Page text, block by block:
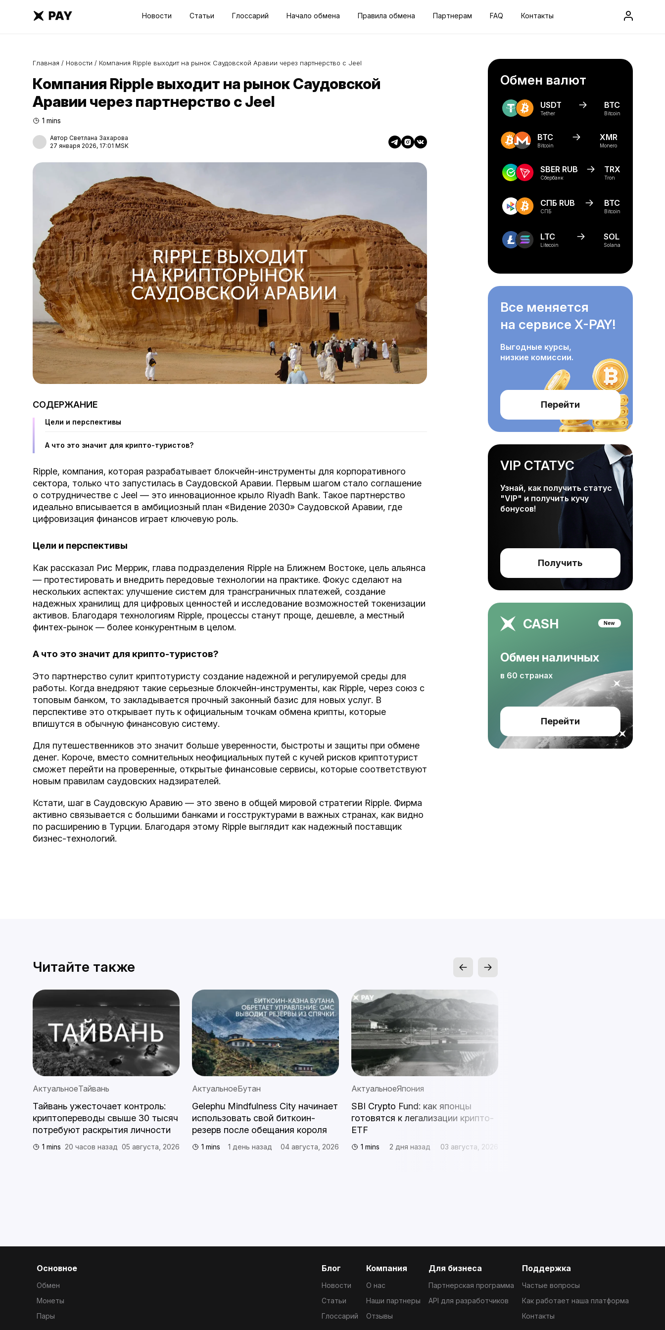
Новости Статьи Глоссарий Начало обмена Правила обмена Партнерам FAQ Контакты
Главная / Новости / Компания Ripple выходит на рынок Саудовской Аравии через партнерство с Jeel
Компания Ripple выходит на рынок Саудовской
Аравии через партнерство с Jeel
1 mins
Автор Светлана Захарова
27 января 2026, 17:01 MSK
СОДЕРЖАНИЕ
Цели и перспективы
А что это значит для крипто-туристов?
Ripple, компания, которая разрабатывает блокчейн-инструменты для корпоративного
сектора, только что запустилась в Саудовской Аравии. Первым шагом стало соглашение
о сотрудничестве с Jeel — это инновационное крыло Riyadh Bank. Такое партнерство
идеально вписывается в амбициозный план «Видение 2030» Саудовской Аравии, где
цифровизация финансов играет ключевую роль.
Цели и перспективы
Как рассказал Рис Меррик, глава подразделения Ripple на Ближнем Востоке, цель альянса
— протестировать и внедрить передовые технологии на практике. Фокус сделают на
нескольких аспектах: улучшение систем для трансграничных платежей, создание
надежных хранилищ для цифровых ценностей и исследование возможностей токенизации
активов. Благодаря технологиям Ripple, процессы станут проще, дешевле, а местный
финтех-рынок — более конкурентным в целом.
А что это значит для крипто-туристов?
Это партнерство сулит криптотуристу создание надежной и регулируемой среды для
работы. Когда внедряют такие серьезные блокчейн-инструменты, как Ripple, через союз с
топовым банком, то закладывается прочный законный базис для новых услуг. В
перспективе это открывает путь к официальным точкам обмена крипты, которые
впишутся в обычную финансовую систему.
Для путешественников это значит больше уверенности, быстроты и защиты при обмене
денег. Короче, вместо сомнительных неофициальных путей с кучей рисков криптотурист
сможет перейти на проверенные, открытые финансовые сервисы, которые соответствуют
новым правилам саудовских надзирателей.
Кстати, шаг в Саудовскую Аравию — это звено в общей мировой стратегии Ripple. Фирма
активно связывается с большими банками и госструктурами в важных странах, как видно
по расширению в Турции. Благодаря этому Ripple выглядит как надежный поставщик
бизнес-технологий.
Обмен валют
USDT
Tether
BTC
Bitcoin
BTC
Bitcoin
XMR
Monero
SBER RUB
Сбербанк
TRX
Tron
СПБ RUB
СПБ
BTC
Bitcoin
LTC
Litecoin
SOL
Solana
Все меняется
на сервисе X-PAY!
Выгодные курсы,
низкие комиссии.
Перейти
VIP СТАТУС
Узнай, как получить статус
"VIP" и получить кучу
бонусов!
Получить
CASH
Обмен наличных
в 60 странах
Перейти
New
Читайте также
АктуальноеТайвань
Тайвань ужесточает контроль:
криптопереводы свыше 30 тысяч
потребуют раскрытия личности
1 mins 20 часов назад 05 августа, 2026
АктуальноеБутан
Gelephu Mindfulness City начинает
использовать свой биткоин-
резерв после обещания короля
1 mins 1 день назад 04 августа, 2026
АктуальноеЯпония
SBI Crypto Fund: как японцы
готовятся к легализации крипто-
ETF
1 mins 2 дня назад 03 августа, 2026
Основное
Обмен
Монеты
Пары
Блог
Новости
Статьи
Глоссарий
Компания
О нас
Наши партнеры
Отзывы
Для бизнеса
Партнерская программа
API для разработчиков
Поддержка
Частые вопросы
Как работает наша платформа
Контакты